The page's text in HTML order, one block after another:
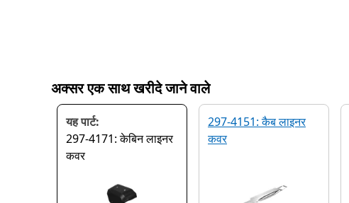
अक्सर एक साथ खरीदे जाने वाले
यह पार्ट:
297-4171: केबिन लाइनर
कवर
297-4151: कैब लाइनर
कवर